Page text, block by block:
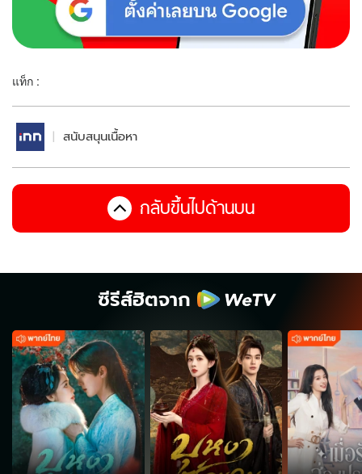
แท็ก :
สนับสนุนเนื้อหา
กลับขึ้นไปด้านบน
ซีรีส์ฮิตจาก